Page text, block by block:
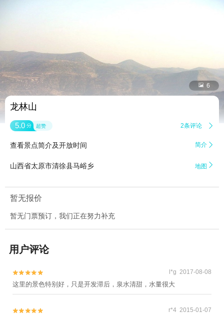
 6
龙林山
5.0 分 超赞 2条评论 
查看景点简介及开放时间 简介 
山西省太原市清徐县马峪乡 地图 
暂无报价
暂无门票预订，我们正在努力补充
用户评论

 l*g 2017-08-08
这里的景色特别好，只是开发滞后，泉水清甜，水量很大

 r*4 2015-01-07